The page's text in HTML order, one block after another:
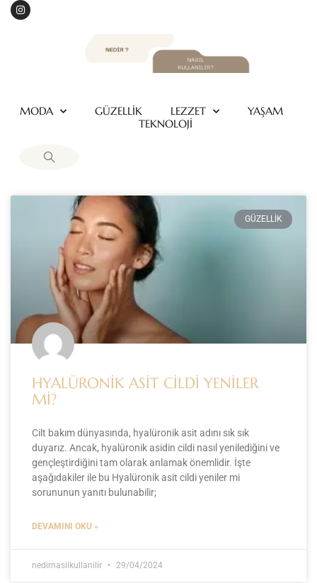
MODA GÜZELLİK LEZZET
YAŞAM
TEKNOLOJİ
GÜZELLİK
HYALÜRONİK ASİT CİLDİ YENİLER
Mİ?
Cilt bakım dünyasında, hyalüronik asit adını sık sık
duyarız. Ancak, hyalüronik asidin cildi nasıl yenilediğini ve
gençleştirdiğini tam olarak anlamak önemlidir. İşte
aşağıdakiler ile bu Hyalüronik asit cildi yeniler mi
sorununun yanıtı bulunabilir;
DEVAMINI OKU »
nedirnasilkullanilir 29/04/2024